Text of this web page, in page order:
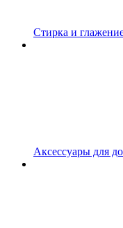
Стирка и
Аксессуары для